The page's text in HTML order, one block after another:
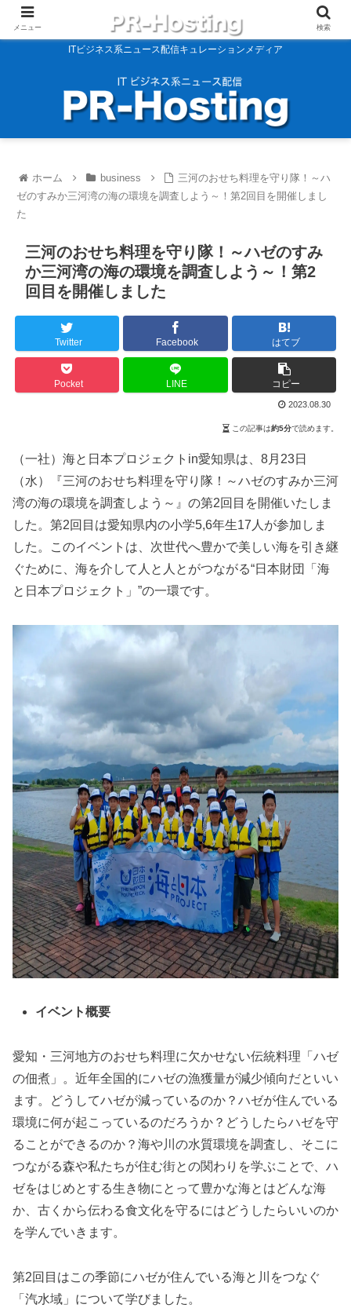
ITビジネス系ニュース配信キュレーションメディア
ホーム business
三河のおせち料理を守り隊！～ハ
ゼのすみか三河湾の海の環境を調査しよう～！第2回目を開催しまし
た
三河のおせち料理を守り隊！～ハゼのすみ
か三河湾の海の環境を調査しよう～！第2
回目を開催しました
Twitter Facebook はてブ
Pocket LINE コピー
2023.08.30
この記事は約5分で読めます。
（一社）海と日本プロジェクトin愛知県は、8月23日
（水）『三河のおせち料理を守り隊！～ハゼのすみか三河
湾の海の環境を調査しよう～』の第2回目を開催いたしま
した。第2回目は愛知県内の小学5,6年生17人が参加しま
した。このイベントは、次世代へ豊かで美しい海を引き継
ぐために、海を介して人と人とがつながる“日本財団「海
と日本プロジェクト」”の一環です。
イベント概要
愛知・三河地方のおせち料理に欠かせない伝統料理「ハゼ
の佃煮」。近年全国的にハゼの漁獲量が減少傾向だといい
ます。どうしてハゼが減っているのか？ハゼが住んでいる
環境に何が起こっているのだろうか？どうしたらハゼを守
ることができるのか？海や川の水質環境を調査し、そこに
つながる森や私たちが住む街との関わりを学ぶことで、ハ
ゼをはじめとする生き物にとって豊かな海とはどんな海
か、古くから伝わる食文化を守るにはどうしたらいいのか
を学んでいきます。
第2回目はこの季節にハゼが住んでいる海と川をつなぐ
「汽水域」について学びました。
メニュー 検索